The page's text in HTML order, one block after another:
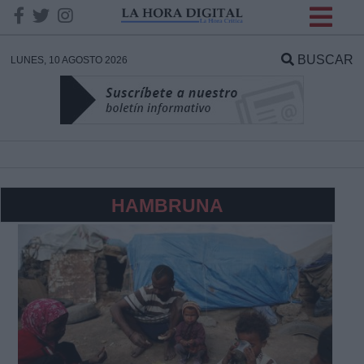
LUNES, 10 AGOSTO 2026 BUSCAR
HAMBRUNA
DATOS
Responsable:
Legitimación:
Destinatarios: